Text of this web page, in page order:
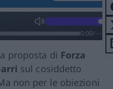
0:00/--:--
proposta di Forza
sul cosiddetto
non per le obiezioni